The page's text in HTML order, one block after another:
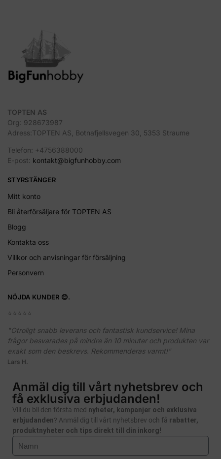
TOPTEN AS
Org: 928673987
Adress:TOPTEN AS, Botnafjellsvegen 30, 5353 Straume
Telefon: +4756388000
E-post: kontakt@bigfunhobby.com
STYRSTÄNGER
Mitt konto
Bli återförsäljare för TOPTEN AS
Blogg
Kontakta oss
Villkor och anvisningar för försäljning
Personvern
NÖJDA KUNDER 😊.
⭐️⭐️⭐️⭐️⭐️
"Otroligt snabb leverans och fantastisk kundservice! Mina
frågor besvarades på mindre än 10 minuter och produkten var
exakt som den beskrevs. Rekommenderas varmt!"
Lars H.
Anmäl dig till vårt nyhetsbrev och
få exklusiva erbjudanden!
Vill du bli den första med nyheter, kampanjer och exklusiva
erbjudanden? Anmäl dig till vårt nyhetsbrev och få rabatter,
produktnyheter och tips direkt till din inkorg!